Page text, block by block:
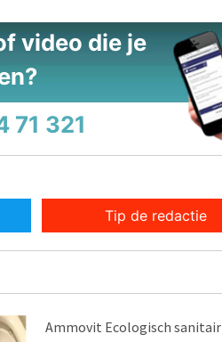
video die je
71 321
Tip de redactie
Ammovit Ecologisch sanitair